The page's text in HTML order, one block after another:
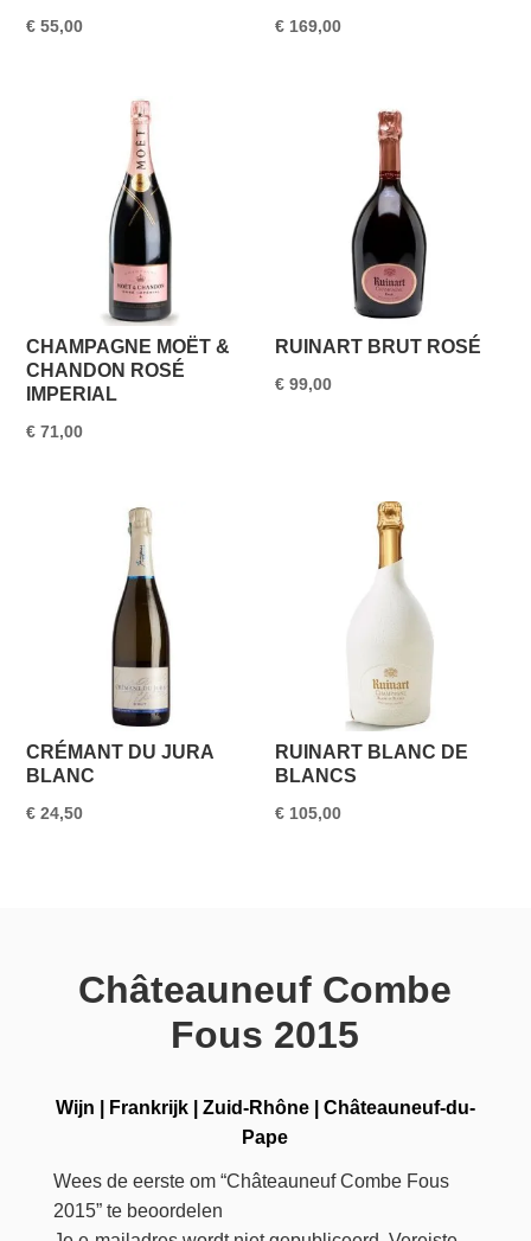
€ 55,00 € 169,00
CHAMPAGNE MOËT &
CHANDON ROSÉ
IMPERIAL
€ 71,00
RUINART BRUT ROSÉ
€ 99,00
CRÉMANT DU JURA
BLANC
€ 24,50
RUINART BLANC DE
BLANCS
€ 105,00
Châteauneuf Combe
Fous 2015
Wijn Frankrijk| Zuid-Rhône| Châteauneuf-du-
Pape
Wees de eerste om “Châteauneuf Combe Fous
2015” te beoordelen